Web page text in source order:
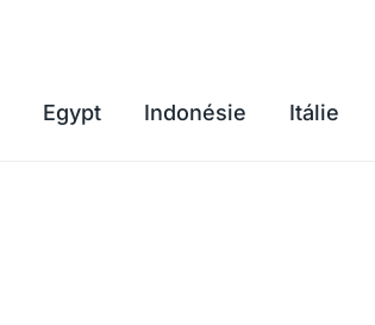
Egypt Indonésie Itálie